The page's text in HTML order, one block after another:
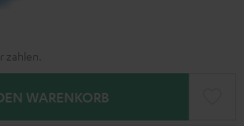
zahlen.
WARENKORB